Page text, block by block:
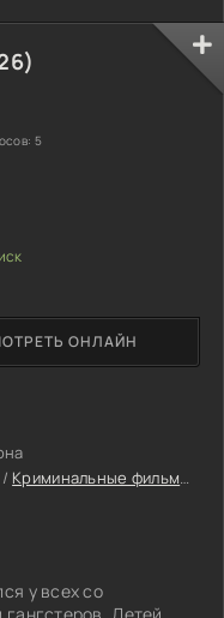
/ Криминальные фильмы
у всех со
ОНЛАЙН
5